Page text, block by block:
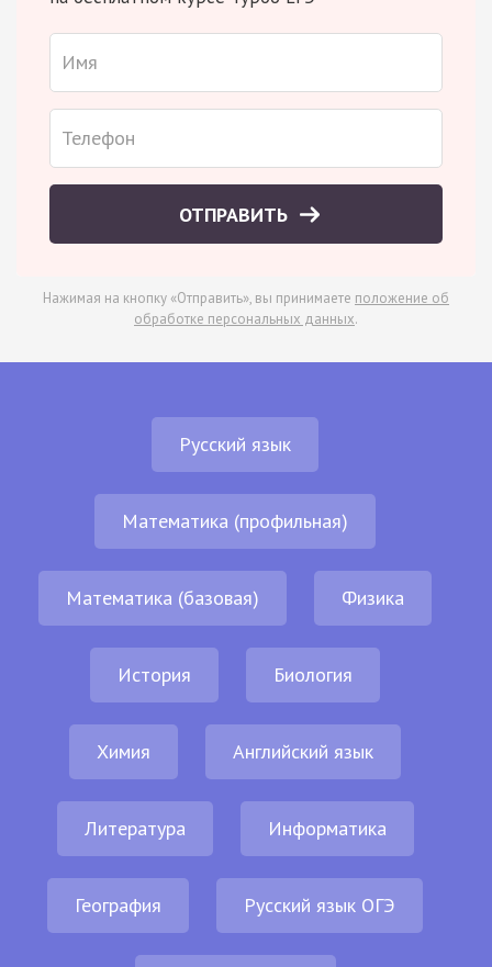
ОТПРАВИТЬ
Нажимая на кнопку «Отправить», вы принимаете положение об
обработке персональных данных.
Русский язык
Математика (профильная)
Математика (базовая) Физика
История Биология
Химия Английский язык
Литература Информатика
География Русский язык ОГЭ